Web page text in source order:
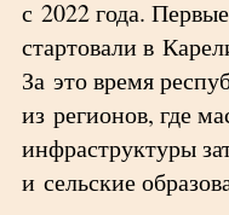
с 2022 года.
стартовали в
За это время
из регионов, где
инфраструктуры
и сельские